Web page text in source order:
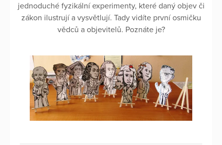
jednoduché fyzikální experimenty, které daný objev či
zákon ilustrují a vysvětlují. Tady vidíte první osmičku
vědců a objevitelů. Poznáte je?